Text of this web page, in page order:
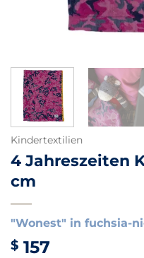
Kindertextilien
4 Jahreszeiten
cm
"Wonest" in fuchsia-
$ 157